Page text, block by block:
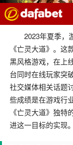
2023年夏季
《亡灵大道》。
黑风格游戏，在上
台同时在线玩家突
社交媒体相关话题
些成绩是在游戏行
《亡灵大道》独
进这一目标的实现。